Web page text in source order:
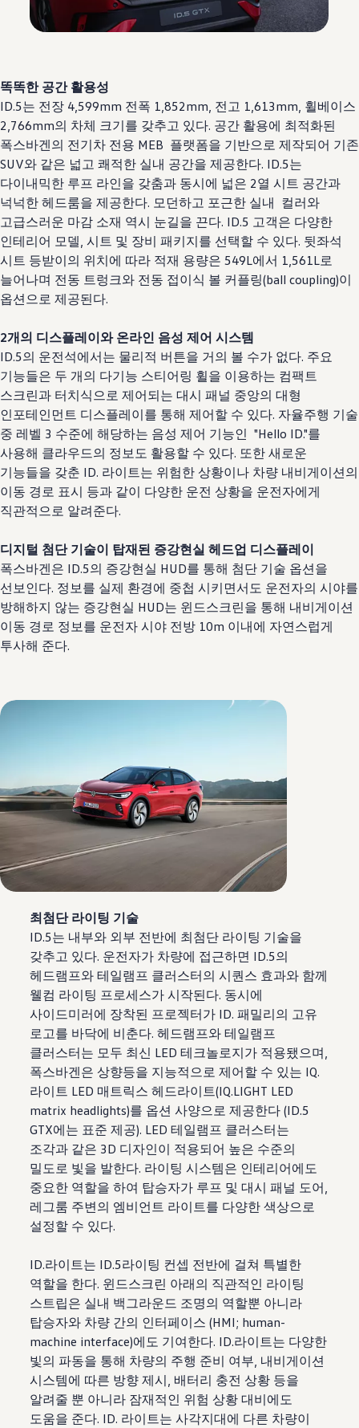
똑똑한 공간 활용성
ID.5는 전장 4,599mm 전폭 1,852mm, 전고 1,613mm, 휠베이스
2,766mm의 차체 크기를 갖추고 있다. 공간 활용에 최적화된
폭스바겐의 전기차 전용 MEB 플랫폼을 기반으로 제작되어 기존
SUV와 같은 넓고 쾌적한 실내 공간을 제공한다. ID.5는
다이내믹한 루프 라인을 갖춤과 동시에 넓은 2열 시트 공간과
넉넉한 헤드룸을 제공한다. 모던하고 포근한 실내 컬러와
고급스러운 마감 소재 역시 눈길을 끈다. ID.5 고객은 다양한
인테리어 모델, 시트 및 장비 패키지를 선택할 수 있다. 뒷좌석
시트 등받이의 위치에 따라 적재 용량은 549L에서 1,561L로
늘어나며 전동 트렁크와 전동 접이식 볼 커플링(ball coupling)이
옵션으로 제공된다.
2개의 디스플레이와 온라인 음성 제어 시스템
ID.5의 운전석에서는 물리적 버튼을 거의 볼 수가 없다. 주요
기능들은 두 개의 다기능 스티어링 휠을 이용하는 컴팩트
스크린과 터치식으로 제어되는 대시 패널 중앙의 대형
인포테인먼트 디스플레이를 통해 제어할 수 있다. 자율주행 기술
중 레벨 3 수준에 해당하는 음성 제어 기능인 "Hello ID."를
사용해 클라우드의 정보도 활용할 수 있다. 또한 새로운
기능들을 갖춘 ID. 라이트는 위험한 상황이나 차량 내비게이션의
이동 경로 표시 등과 같이 다양한 운전 상황을 운전자에게
직관적으로 알려준다.
디지털 첨단 기술이 탑재된 증강현실 헤드업 디스플레이
폭스바겐은 ID.5의 증강현실 HUD를 통해 첨단 기술 옵션을
선보인다. 정보를 실제 환경에 중첩 시키면서도 운전자의 시야를
방해하지 않는 증강현실 HUD는 윈드스크린을 통해 내비게이션
이동 경로 정보를 운전자 시야 전방 10m 이내에 자연스럽게
투사해 준다.
최첨단 라이팅 기술
ID.5는 내부와 외부 전반에 최첨단 라이팅 기술을
갖추고 있다. 운전자가 차량에 접근하면 ID.5의
헤드램프와 테일램프 클러스터의 시퀀스 효과와 함께
웰컴 라이팅 프로세스가 시작된다. 동시에
사이드미러에 장착된 프로젝터가 ID. 패밀리의 고유
로고를 바닥에 비춘다. 헤드램프와 테일램프
클러스터는 모두 최신 LED 테크놀로지가 적용됐으며,
폭스바겐은 상향등을 지능적으로 제어할 수 있는 IQ.
라이트 LED 매트릭스 헤드라이트(IQ.LIGHT LED
matrix headlights)를 옵션 사양으로 제공한다 (ID.5
GTX에는 표준 제공). LED 테일램프 클러스터는
조각과 같은 3D 디자인이 적용되어 높은 수준의
밀도로 빛을 발한다. 라이팅 시스템은 인테리어에도
중요한 역할을 하여 탑승자가 루프 및 대시 패널 도어,
레그룸 주변의 엠비언트 라이트를 다양한 색상으로
설정할 수 있다.
ID.라이트는 ID.5라이팅 컨셉 전반에 걸쳐 특별한
역할을 한다. 윈드스크린 아래의 직관적인 라이팅
스트립은 실내 백그라운드 조명의 역할뿐 아니라
탑승자와 차량 간의 인터페이스 (HMI; human-
machine interface)에도 기여한다. ID.라이트는 다양한
빛의 파동을 통해 차량의 주행 준비 여부, 내비게이션
시스템에 따른 방향 제시, 배터리 충전 상황 등을
알려줄 뿐 아니라 잠재적인 위험 상황 대비에도
도움을 준다. ID. 라이트는 사각지대에 다른 차량이